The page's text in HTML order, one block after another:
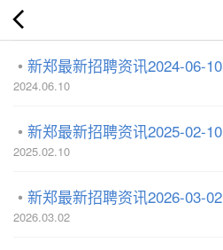
新郑最新招聘资讯2024-06-10
2024.06.10
新郑最新招聘资讯2025-02-10
2025.02.10
新郑最新招聘资讯2026-03-02
2026.03.02